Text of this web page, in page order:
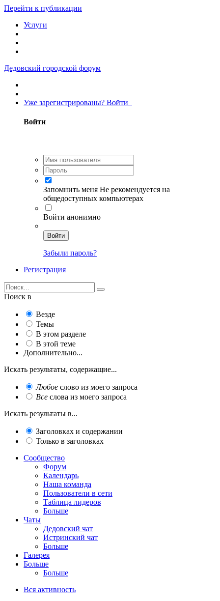
Перейти к публикации
Услуги
Дедовский городской форум
Уже зарегистрированы? Войти
Войти
Запомнить меня Не рекомендуется на
общедоступных компьютерах
Войти анонимно
Войти
Забыли пароль?
Регистрация
Поиск в
Везде
Темы
В этом разделе
В этой теме
Дополнительно...
Искать результаты, содержащие...
Любое слово из моего запроса
Все слова из моего запроса
Искать результаты в...
Заголовках и содержании
Только в заголовках
Сообщество
Форум
Календарь
Наша команда
Пользователи в сети
Таблица лидеров
Больше
Чаты
Дедовский чат
Истринский чат
Больше
Галерея
Больше
Больше
Вся активность